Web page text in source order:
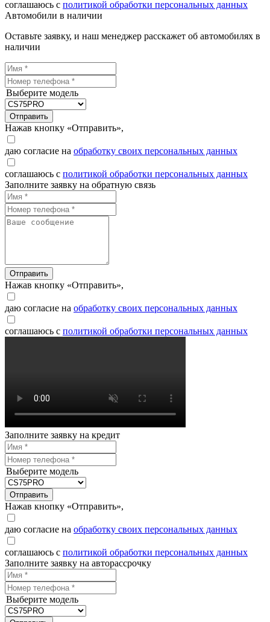
соглашаюсь с политикой обработки персональных данных
Автомобили в наличии
Оставьте заявку, и наш менеджер расскажет об автомобилях в
наличии
Выберите модель
Отправить
Нажав кнопку «Отправить»,
даю согласие на обработку своих персональных данных
соглашаюсь с политикой обработки персональных данных
Заполните заявку на обратную связь
Отправить
Нажав кнопку «Отправить»,
даю согласие на обработку своих персональных данных
соглашаюсь с политикой обработки персональных данных
Заполните заявку на кредит
Выберите модель
Отправить
Нажав кнопку «Отправить»,
даю согласие на обработку своих персональных данных
соглашаюсь с политикой обработки персональных данных
Заполните заявку на авторассрочку
Выберите модель